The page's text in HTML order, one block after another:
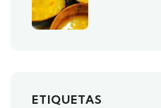
ETIQUETAS